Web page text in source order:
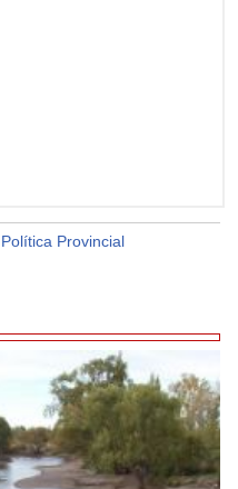
Política Provincial